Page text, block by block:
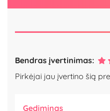
Bendras įvertinimas:
Pirkėjai jau įvertino šią
Gediminas